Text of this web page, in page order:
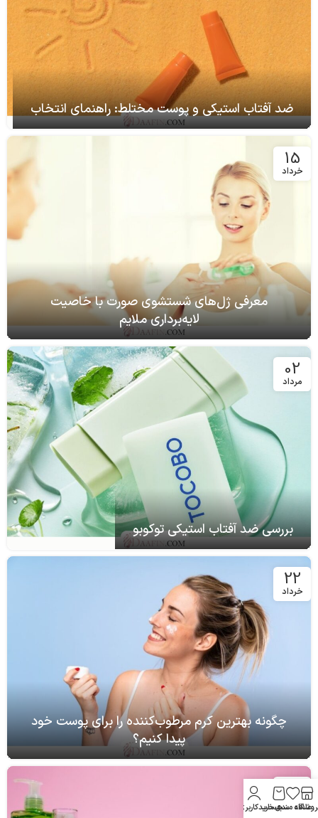
ضد آفتاب استیکی و پوست مختلط: راهنمای انتخاب
15
خرداد
معرفی ژل‌های شستشوی صورت با خاصیت
لایه‌برداری ملایم
02
مرداد
بررسی ضد آفتاب استیکی توکوبو
22
خرداد
چگونه بهترین کرم مرطوب‌کننده را برای پوست خود
پیدا کنیم؟
12
تیر
علاقه مندیسبد خرید
حساب کاربری من